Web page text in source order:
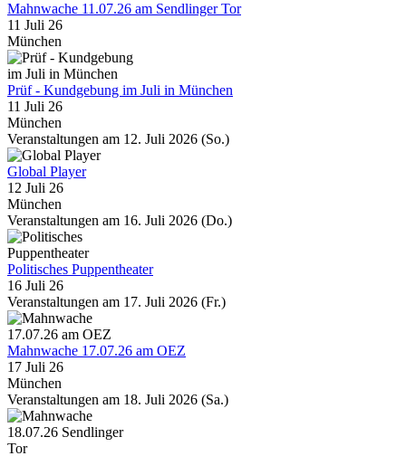
Mahnwache 11.07.26 am Sendlinger Tor
11 Juli 26
München
Prüf - Kundgebung im Juli in München
11 Juli 26
München
Veranstaltungen am 12. Juli 2026 (So.)
Global Player
12 Juli 26
München
Veranstaltungen am 16. Juli 2026 (Do.)
Politisches Puppentheater
16 Juli 26
Veranstaltungen am 17. Juli 2026 (Fr.)
Mahnwache 17.07.26 am OEZ
17 Juli 26
München
Veranstaltungen am 18. Juli 2026 (Sa.)